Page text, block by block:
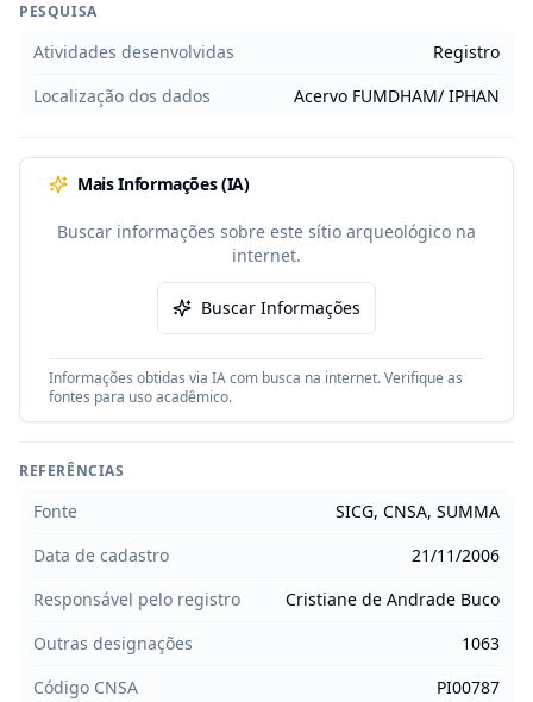
PESQUISA
Atividades desenvolvidas
Registro
Localização dos dados
Acervo FUMDHAM/ IPHAN
Mais Informações (IA)
Buscar informações sobre este sítio arqueológico na
internet.
Buscar Informações
Informações obtidas via IA com busca na internet. Verifique as
fontes para uso acadêmico.
REFERÊNCIAS
Fonte
SICG, CNSA, SUMMA
Data de cadastro
21/11/2006
Responsável pelo registro
Cristiane de Andrade Buco
Outras designações
1063
Código CNSA
PI00787